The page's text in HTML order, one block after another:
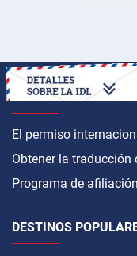
CÓMO OBTENER
El permiso
Obtener la traducción
Programa de
DESTINOS